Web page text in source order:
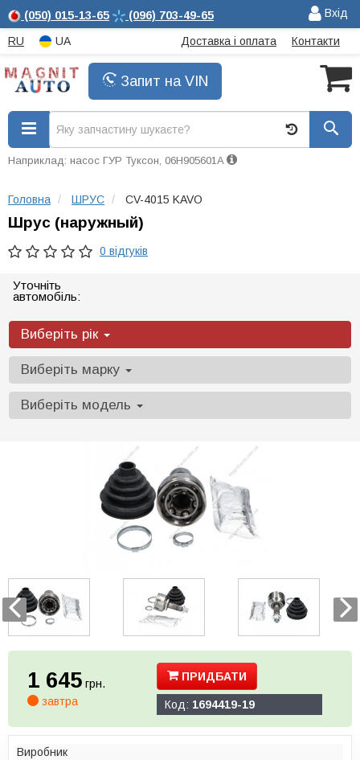
(050) 015-13-65 (096) 703-49-65 Вхід
RU UA Доставка і оплата Контакти
Запит на VIN
Наприклад: насос ГУР Туксон, 06H905601A
Головна ШРУС CV-4015 KAVO
Шрус (наружный)
0 відгуків
Уточніть
автомобіль:
Виберіть рік
Виберіть марку
Виберіть модель
1 645 грн.
завтра
ПРИДБАТИ
Код: 1694419-19
Виробник